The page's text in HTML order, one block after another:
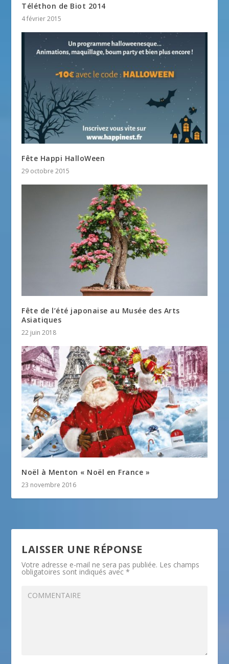
Téléthon de Biot 2014
4 février 2015
Fête Happi HalloWeen
29 octobre 2015
Fête de l’été japonaise au Musée des Arts
Asiatiques
22 juin 2018
Noël à Menton « Noël en France »
23 novembre 2016
LAISSER UNE RÉPONSE
Votre adresse e-mail ne sera pas publiée. Les champs
obligatoires sont indiqués avec*